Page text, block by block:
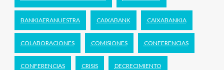
BANKIAERANUESTRA CAIXABANK CAIXABANKIA
COLABORACIONES COMISIONES CONFERENCIAS
CONFERENCIAS CRISIS DECRECIMIENTO